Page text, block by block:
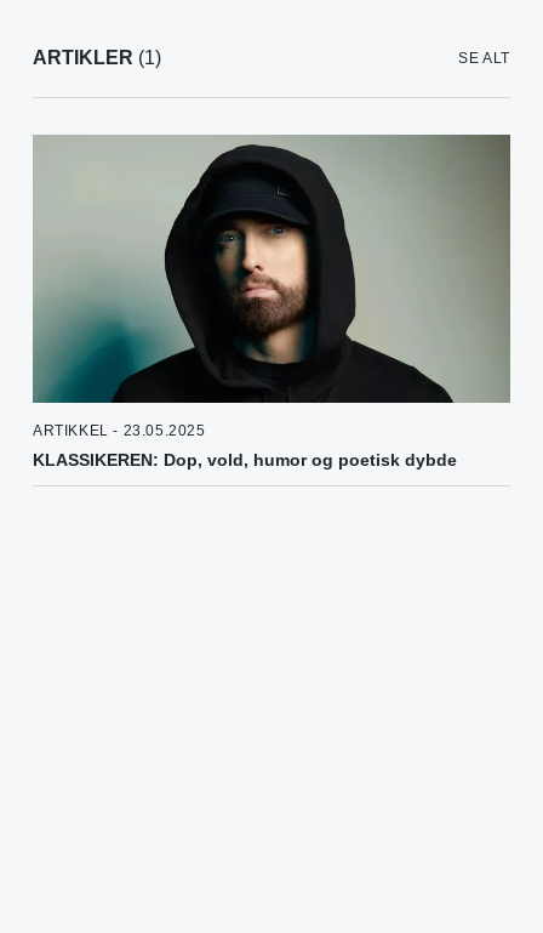
ARTIKLER (1) SE ALT
ARTIKKEL - 23.05.2025
KLASSIKEREN: Dop, vold, humor og poetisk dybde